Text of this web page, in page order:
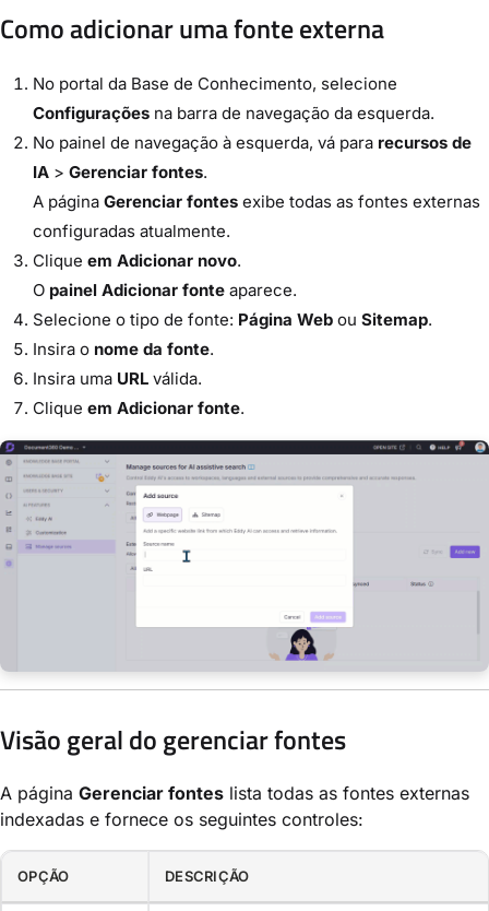
Como adicionar uma fonte externa
No portal da Base de Conhecimento, selecione
Configurações na barra de navegação da esquerda.
No painel de navegação à esquerda, vá para recursos de
IA > Gerenciar fontes.
A página Gerenciar fontes exibe todas as fontes externas
configuradas atualmente.
Clique em Adicionar novo.
O painel Adicionar fonte aparece.
Selecione o tipo de fonte: Página Web ou Sitemap.
Insira o nome da fonte.
Insira uma URL válida.
Clique em Adicionar fonte.
Visão geral do gerenciar fontes
A página Gerenciar fontes lista todas as fontes externas
indexadas e fornece os seguintes controles:
OPÇÃO DESCRIÇÃO